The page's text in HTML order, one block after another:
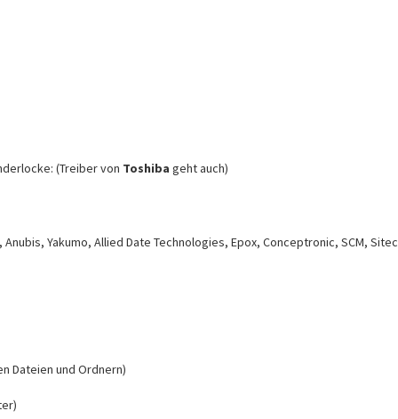
(Treiber von Toshiba geht auch)
Anubis, Yakumo, Allied Date Technologies, Epox, Conceptronic, SCM,
Dateien und Ordnern)